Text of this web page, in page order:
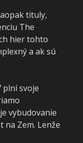
tituly,
The
hier tohto
a ak sú
plní svoje
vybudovanie
Zem. Lenže